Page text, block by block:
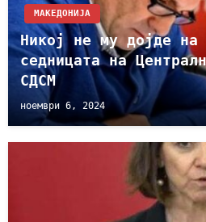
МАКЕДОНИЈА
Никој не му дојде на
седницата на
СДСМ
ноември 6, 2024